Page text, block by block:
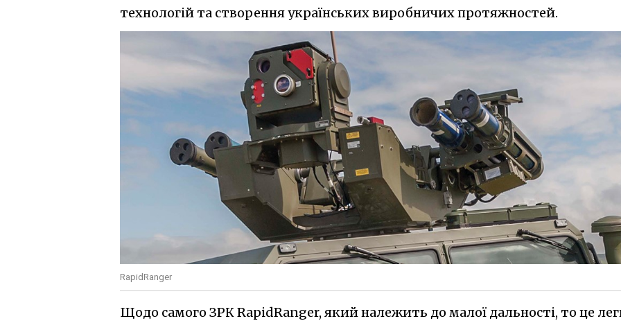
технологій та створення українських виробничих протяжностей.
RapidRanger
Щодо самого ЗРК RapidRanger, який належить до малої дальності, то це